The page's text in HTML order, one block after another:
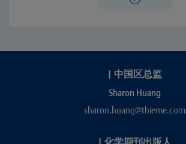
| 中国区总监
Sharon Huang
sharon.huang@thieme.com
| 化学期刊出版人